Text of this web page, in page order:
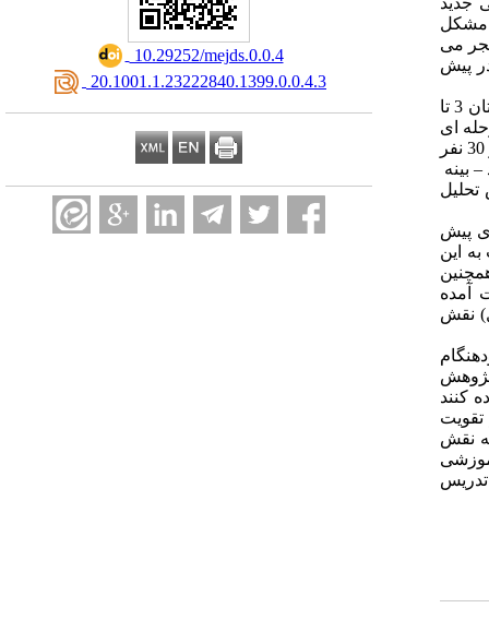
‎ 10.29252/mejds.0.0.4
‎ 20.1001.1.23222840.1399.0.0.4.3
مشکل
می
پیش
پژوهش مورد نظر توصیفی از نوع پژوهش­های همبستگی می باشد و جامعه آماری این پژوهش شامل تمام کودکان پیش از دبستان 3 تا
مرحله ای
انتخاب شده است. حجم نمونه پژوهش 180 نفر تعیین و برای انتخاب گروه نمونه، در هر منطقه 60 نفر در دو جنس دختر و پسر (30 نفر دختر و 30 نفر
– بینه
پیش
نتایج تحلیل مدل رگرسیون نشان داد، مقدار ضریب تعیین 34/0 است به این
باشد. همچنین
آمده
کلامی، در غربالگری مشکلات ریاضی در سنین پیش از دبستان( 3 تا 6 سال) نقش
پژوهش
کنند
نقش